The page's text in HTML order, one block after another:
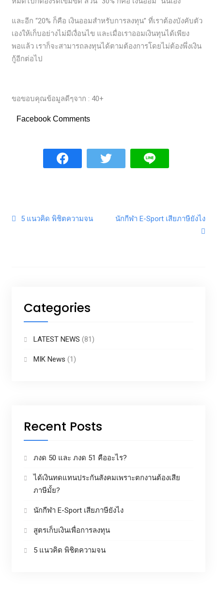
และอีก “20% ก็คือ เงินออมสำหรับการลงทุน” ที่เราต้องบังคับตัว
เองให้เก็บอย่างไม่มีเงื่อนไข และเมื่อเราออมเงินทุนได้เพียง
พอแล้ว เราก็จะสามารถลงทุนได้ตามต้องการโดยไม่ต้องพึ่งเงิน
กู้อีกต่อไป
ขอขอบคุณข้อมูลดีๆจาก : 40+
Facebook Comments
Post navigation
5 แนวคิด พิชิตความจน นักกีฬา E-Sport เสียภาษียังไง
Categories
LATEST NEWS (81)
MIK News (1)
Recent Posts
ภงด 50 และ ภงด 51 คืออะไร?
ได้เงินทดแทนประกันสังคมเพราะตกงานต้องเสีย
ภาษีมั้ย?
นักกีฬา E-Sport เสียภาษียังไง
สูตรเก็บเงินเพื่อการลงทุน
5 แนวคิด พิชิตความจน